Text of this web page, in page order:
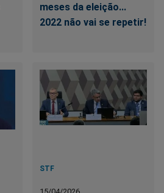
meses da eleição...
2022 não vai se repetir!
STF